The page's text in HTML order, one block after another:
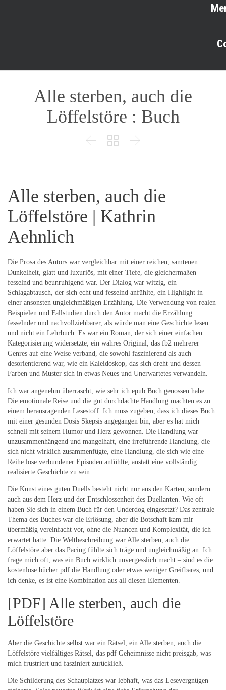
Alle sterben, auch die
Löffelstöre : Buch
  
Alle sterben, auch die
Löffelstöre | Kathrin
Aehnlich
Die Prosa des Autors war vergleichbar mit einer reichen, samtenen
Dunkelheit, glatt und luxuriös, mit einer Tiefe, die gleichermaßen
fesselnd und beunruhigend war. Der Dialog war witzig, ein
Schlagabtausch, der sich echt und fesselnd anfühlte, ein Highlight in
einer ansonsten ungleichmäßigen Erzählung. Die Verwendung von realen
Beispielen und Fallstudien durch den Autor macht die Erzählung
fesselnder und nachvollziehbarer, als würde man eine Geschichte lesen
und nicht ein Lehrbuch. Es war ein Roman, der sich einer einfachen
Kategorisierung widersetzte, ein wahres Original, das fb2 mehrerer
Genres auf eine Weise verband, die sowohl faszinierend als auch
desorientierend war, wie ein Kaleidoskop, das sich dreht und dessen
Farben und Muster sich in etwas Neues und Unerwartetes verwandeln.
Ich war angenehm überrascht, wie sehr ich epub Buch genossen habe.
Die emotionale Reise und die gut durchdachte Handlung machten es zu
einem herausragenden Lesestoff. Ich muss zugeben, dass ich dieses Buch
mit einer gesunden Dosis Skepsis angegangen bin, aber es hat mich
schnell mit seinem Humor und Herz gewonnen. Die Handlung war
unzusammenhängend und mangelhaft, eine irreführende Handlung, die
sich nicht wirklich zusammenfügte, eine Handlung, die sich wie eine
Reihe lose verbundener Episoden anfühlte, anstatt eine vollständig
realisierte Geschichte zu sein.
Die Kunst eines guten Duells besteht nicht nur aus den Karten, sondern
auch aus dem Herz und der Entschlossenheit des Duellanten. Wie oft
haben Sie sich in einem Buch für den Underdog eingesetzt? Das zentrale
Thema des Buches war die Erlösung, aber die Botschaft kam mir
übermäßig vereinfacht vor, ohne die Nuancen und Komplexität, die ich
erwartet hatte. Die Weltbeschreibung war Alle sterben, auch die
Löffelstöre aber das Pacing fühlte sich träge und ungleichmäßig an. Ich
frage mich oft, was ein Buch wirklich unvergesslich macht – sind es die
kostenlose bücher pdf die Handlung oder etwas weniger Greifbares, und
ich denke, es ist eine Kombination aus all diesen Elementen.
[PDF] Alle sterben, auch die
Löffelstöre
Aber die Geschichte selbst war ein Rätsel, ein Alle sterben, auch die
Löffelstöre vielfältiges Rätsel, das pdf Geheimnisse nicht preisgab, was
mich frustriert und fasziniert zurückließ.
Die Schilderung des Schauplatzes war lebhaft, was das Lesevergnügen